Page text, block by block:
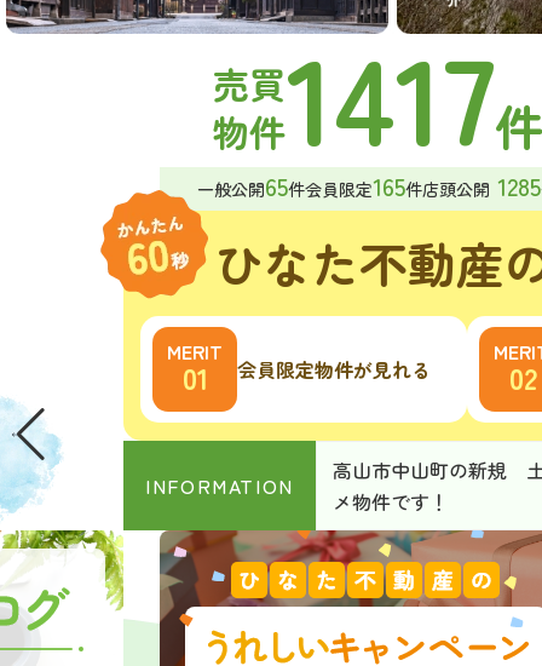
売買
物件1417件
一般公開65件会員限定165件店頭公開 1285
ひなた不動産
会員限定物件が見れる
INFORMATION
高山市中山町の新規 土
メ物件です！